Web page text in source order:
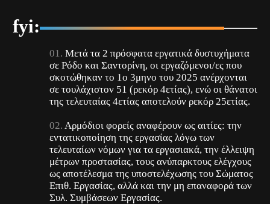
fyi:
Μετά τα 2 πρόσφατα εργατικά δυστυχήματα
σε Ρόδο και Σαντορίνη, οι εργαζόμενοι/ες που
σκοτώθηκαν το 1ο 3μηνο του 2025 ανέρχονται
σε τουλάχιστον 51 (ρεκόρ 4ετίας), ενώ οι θάνατοι
της τελευταίας 4ετίας αποτελούν ρεκόρ 25ετίας.
Aρμόδιοι φορείς αναφέρουν ως αιτίες: την
εντατικοποίηση της εργασίας λόγω των
τελευταίων νόμων για τα εργασιακά, την έλλειψη
μέτρων προστασίας, τους ανύπαρκτους ελέγχους
ως αποτέλεσμα της υποστελέχωσης του Σώματος
Επιθ. Εργασίας, αλλά και την μη επαναφορά των
Συλ. Συμβάσεων Εργασίας.